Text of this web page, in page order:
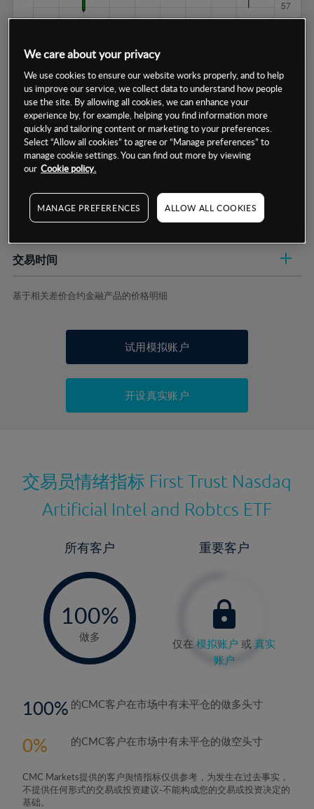
数据来源：基于CMC Markets以往的表现, 无法保证将来的结果。
交易明细
1级保证金率
持仓成本-买入
保证金率
层级
交易时间
日 交易时间
显示的交易时间是新加坡当地时间
基于相关差价合约金融产品的价格明细
试用模拟账户
开设真实账户
交易员情绪指标 First Trust Nasdaq
Artificial Intel and Robtcs ETF
所有客户
100%
做多
重要客户
仅在模拟账户 或真实
账户
100 的CMC客户在市场中有未平仓的做多头寸
0 的CMC客户在市场中有未平仓的做空头寸
CMC Markets提供的客户舆情指标仅供参考，为发生在过去事实，
不提供任何形式的交易或投资建议-不能构成您的交易或投资决定的
基础。
We care about your privacy
We use cookies to ensure our website works properly, and to help
us improve our service, we collect data to understand how people
use the site. By allowing all cookies, we can enhance your
experience by, for example, helping you find information more
quickly and tailoring content or marketing to your preferences.
Select “Allow all cookies” to agree or “Manage preferences” to
manage cookie settings. You can find out more by viewing
our Cookie policy.
MANAGE PREFERENCES ALLOW ALL COOKIES